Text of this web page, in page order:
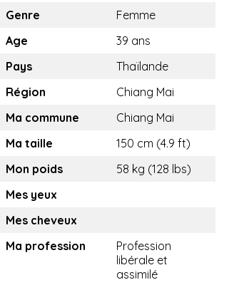
Genre
Femme
Age
39 ans
Pays
Thaïlande
Région
Chiang Mai
Ma commune
Chiang Mai
Ma taille
150 cm (4.9 ft)
Mon poids
58 kg (128 lbs)
Mes yeux
Mes cheveux
Ma profession
Profession
libérale et
assimilé